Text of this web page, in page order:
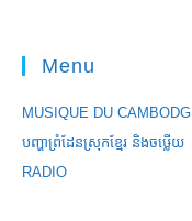
Menu
MUSIQUE DU
បញ្ហាព្រំដែនស្រុកខ្មែរ និងចឞ្លើយ
RADIO